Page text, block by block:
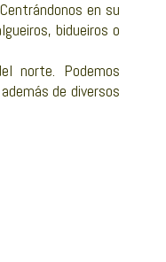
en su
bidueiros o
norte. Podemos
de diversos